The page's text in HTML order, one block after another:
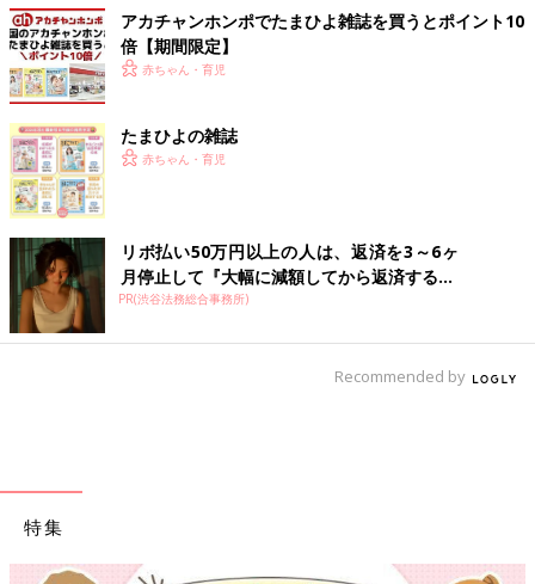
アカチャンホンポでたまひよ雑誌を買うとポイント10
倍【期間限定】
赤ちゃん・育児
たまひよの雑誌
赤ちゃん・育児
リボ払い50万円以上の人は、返済を3～6ヶ
月停止して『大幅に減額してから返済する...
PR(渋谷法務総合事務所)
Recommended by
特集